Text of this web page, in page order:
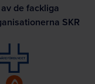
de fackliga
SKR